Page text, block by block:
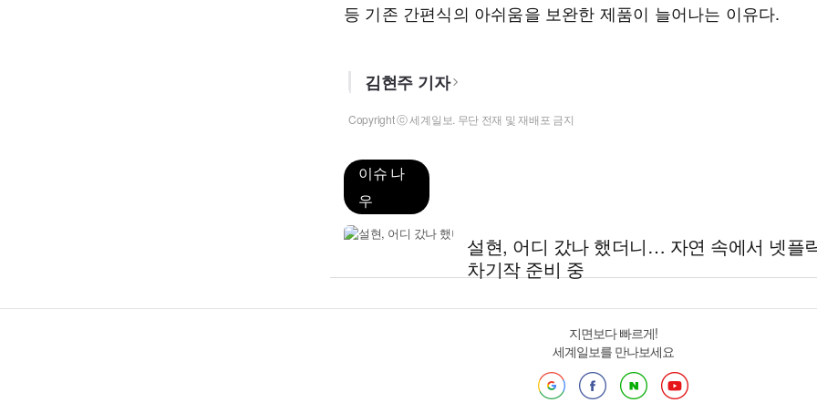
등 기존 간편식의 아쉬움을 보완한 제품이 늘어나는 이유다.
김현주 기자
Copyright ⓒ 세계일보. 무단 전재 및 재배포 금지
이슈 나
우
설현, 어디 갔나 했더니… 자연 속에서 넷플
차기작 준비 중
지면보다 빠르게!
세계일보를 만나보세요